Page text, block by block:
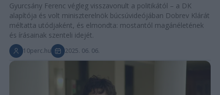
Gyurcsány Ferenc végleg visszavonult a politikától – a DK
alapítója és volt miniszterelnök búcsúvideójában Dobrev Klárát
méltatta utódjaként, és elmondta: mostantól magánéletének
és írásainak szenteli idejét.
10perc.hu 2025. 06. 06.